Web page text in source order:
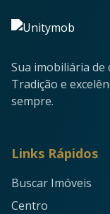
Sua imobiliária de
Tradição e
sempre.
Links Rápidos
Buscar Imóveis
Centro